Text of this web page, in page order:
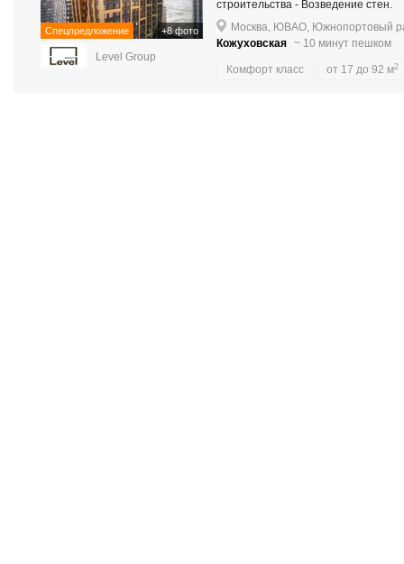
Спецпредложение +8 фото
Level Group
строительства - Возведение стен.
Москва, ЮВАО, Южнопортовый
Кожуховская ~ 10 минут пешком
Комфорт класс от 17 до 92 м2